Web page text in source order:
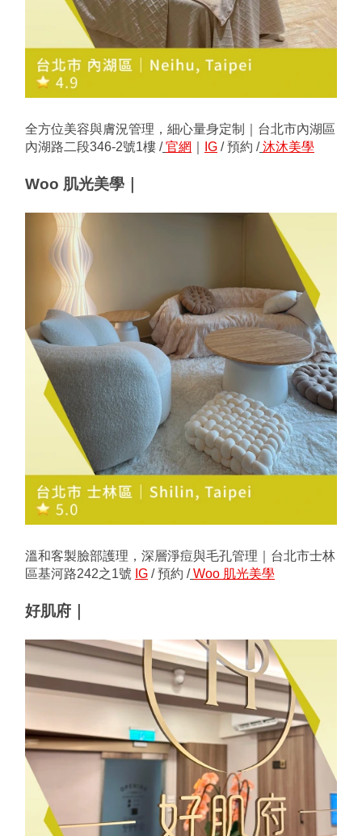
全方位美容與膚況管理，細心量身定制｜台北市內湖區
內湖路二段346-2號1樓 / 官網 IG / 預約 / 沐沐美學
Woo 肌光美學｜
溫和客製臉部護理，深層淨痘與毛孔管理｜台北市士林
區基河路242之1號 IG / 預約 / Woo 肌光美學
好肌府｜